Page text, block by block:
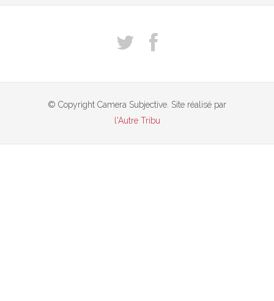
© Copyright Camera Subjective. Site réalisé par
l'Autre Tribu